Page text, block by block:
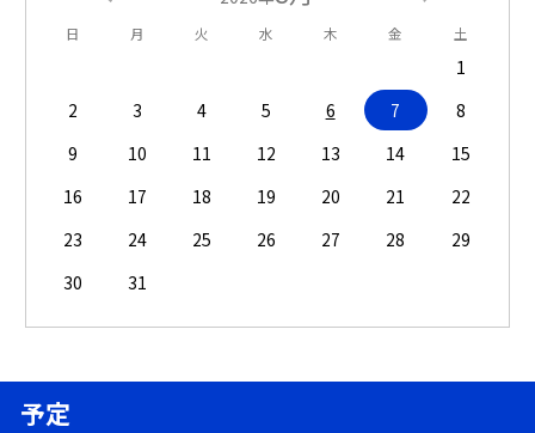
日 月 火 水 木 金 土
1
2
3 4 5 6 7
8
9
10 11 12 13 14
15
16
17 18 19 20 21
22
23
24 25 26 27 28
29
30
31
予定